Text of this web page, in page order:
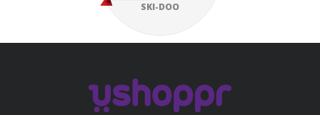
SKI-DOO